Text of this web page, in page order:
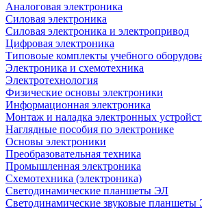
Аналоговая электроника
Cиловая электроника
Cиловая электроника и электропривод
Цифровая электроника
Типовоые комплекты учебного
Электроника и схемотехника
Электротехнология
Физические основы электроники
Информационная электроника
Монтаж и наладка электронных
Наглядные пособия по электронике
Основы электроники
Преобразовательная техника
Промышленная электроника
Схемотехника (электроника)
Светодинамические планшеты ЭЛ
Светодинамические звуковые планшеты